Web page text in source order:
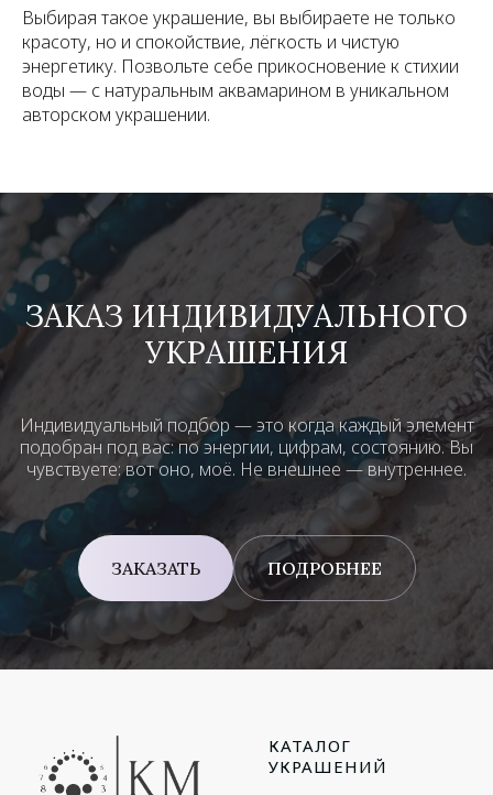
Выбирая такое украшение, вы выбираете не только
красоту, но и спокойствие, лёгкость и чистую
энергетику. Позвольте себе прикосновение к стихии
воды — с натуральным аквамарином в уникальном
авторском украшении.
ЗАКАЗ ИНДИВИДУАЛЬНОГО
УКРАШЕНИЯ
Индивидуальный подбор — это когда каждый элемент
подобран под вас: по энергии, цифрам, состоянию. Вы
чувствуете: вот оно, моё. Не внешнее — внутреннее.
ЗАКАЗАТЬ ПОДРОБНЕЕ
КАТАЛОГ
УКРАШЕНИЙ